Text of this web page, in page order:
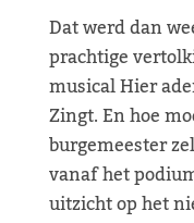
Dat werd dan
prachtige
musical Hier
Zingt. En hoe
burgemeester
vanaf het
uitzicht op het